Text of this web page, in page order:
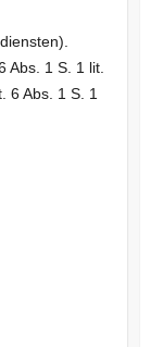
Abs. 1 S. 1 lit.
6 Abs. 1 S. 1